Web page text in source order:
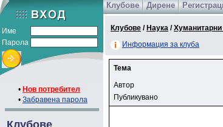
Име
Парола
• Нов потребител
• Забравена парола
Клубове
Клубове Дирене
Клубове / Наука /Хуманитарни
Информация за клуба
Тема
Автор
Публикувано